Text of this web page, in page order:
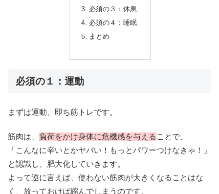
必須の３：休息
必須の４：睡眠
まとめ
必須の１：運動
まずは運動、即ち筋トレです。
筋肉は、 負荷をかけ身体に危機感を与える ことで、
「こんなに辛いとかヤバい！もっとパワーつけなきゃ！」
と認識し、肥大化していきます。
よって逆に言えば、使わない筋肉が大きくなることはな
く、放っておけば縮んでしまうのです。